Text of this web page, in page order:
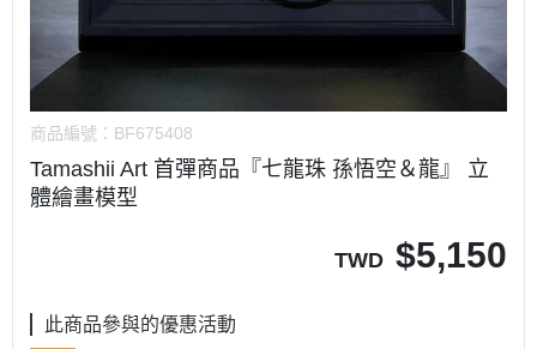
商品編號： BF675408
Tamashii Art 首彈商品『七龍珠 孫悟空＆龍』 立
體繪畫模型
TWD $5,150
此商品參與的優惠活動